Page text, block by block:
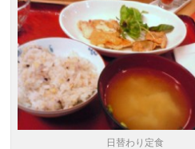
日替わり定食